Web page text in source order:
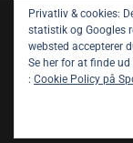
Spor 1
Privatliv & cookies:
statistik og Googles
websted accepterer
Se her for at finde
: Cookie Policy på